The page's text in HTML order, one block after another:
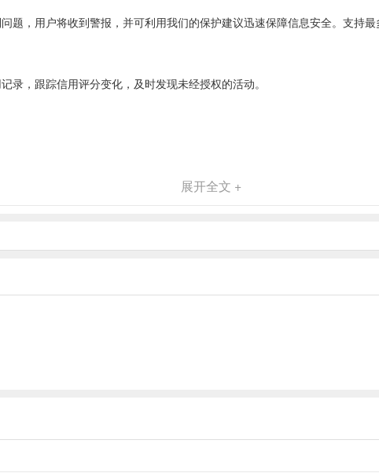
，用户将收到警报，并可利用我们的保护建议迅速保障信息安全。支持
，跟踪信用评分变化，及时发现未经授权的活动。
展开全文 +